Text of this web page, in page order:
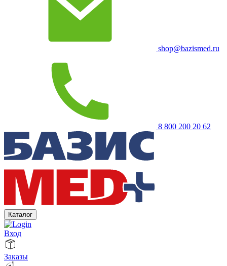
shop@bazismed.ru
8 800 200 20 62
Каталог
Вход
Заказы